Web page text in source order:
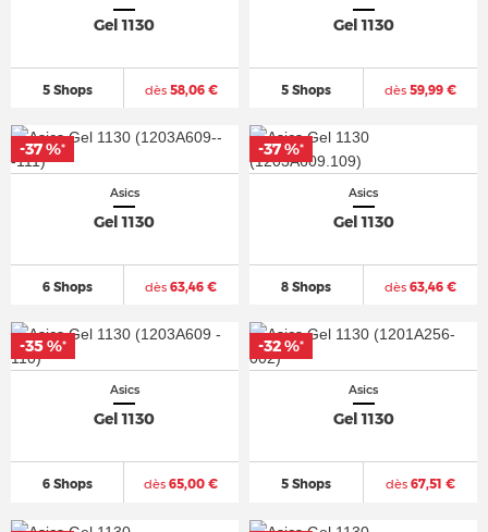
Gel 1130
5 Shops dès58,06 €
Gel 1130
5 Shops dès59,99 €
Asics
Gel 1130
6 Shops dès 63,46 €
-37 %*
Asics
Gel 1130
8 Shops dès63,46 €
-37 %*
Asics
Gel 1130
6 Shops dès 65,00 €
-35 %*
Asics
Gel 1130
5 Shops dès67,51 €
-32 %*